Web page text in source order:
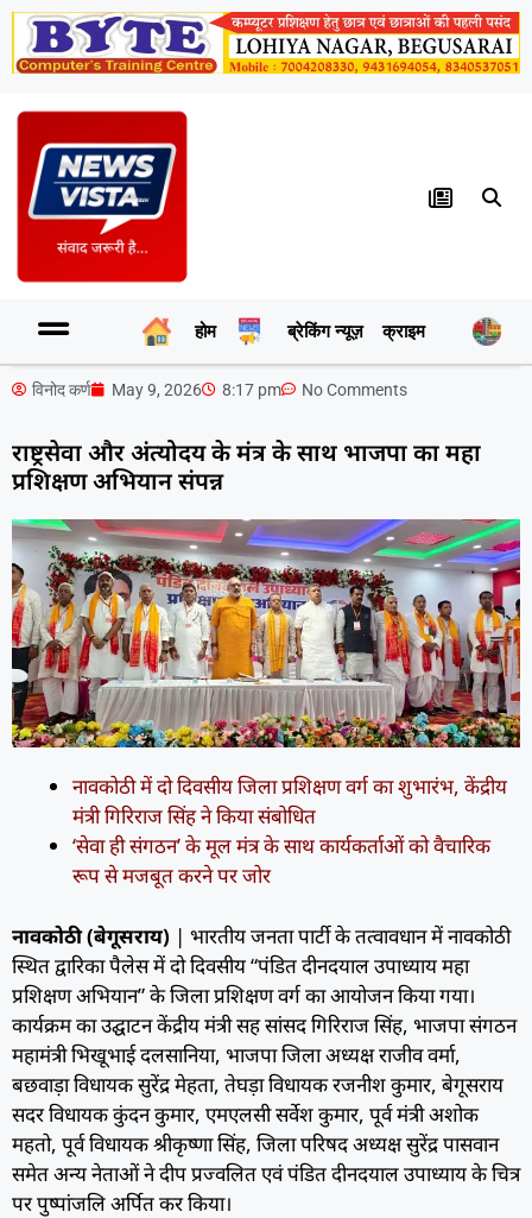
होम ब्रेकिंग न्यूज़ क्राइम
विनोद कर्ण May 9, 2026 8:17 pm No Comments
राष्ट्रसेवा और अंत्योदय के मंत्र के साथ भाजपा का महा
प्रशिक्षण अभियान संपन्न
नावकोठी में दो दिवसीय जिला प्रशिक्षण वर्ग का शुभारंभ, केंद्रीय
मंत्री गिरिराज सिंह ने किया संबोधित
‘सेवा ही संगठन’ के मूल मंत्र के साथ कार्यकर्ताओं को वैचारिक
रूप से मजबूत करने पर जोर
नावकोठी (बेगूसराय) | भारतीय जनता पार्टी के तत्वावधान में नावकोठी
स्थित द्वारिका पैलेस में दो दिवसीय “पंडित दीनदयाल उपाध्याय महा
प्रशिक्षण अभियान” के जिला प्रशिक्षण वर्ग का आयोजन किया गया।
कार्यक्रम का उद्घाटन केंद्रीय मंत्री सह सांसद गिरिराज सिंह, भाजपा संगठन
महामंत्री भिखूभाई दलसानिया, भाजपा जिला अध्यक्ष राजीव वर्मा,
बछवाड़ा विधायक सुरेंद्र मेहता, तेघड़ा विधायक रजनीश कुमार, बेगूसराय
सदर विधायक कुंदन कुमार, एमएलसी सर्वेश कुमार, पूर्व मंत्री अशोक
महतो, पूर्व विधायक श्रीकृष्णा सिंह, जिला परिषद अध्यक्ष सुरेंद्र पासवान
समेत अन्य नेताओं ने दीप प्रज्वलित एवं पंडित दीनदयाल उपाध्याय के चित्र
पर पुष्पांजलि अर्पित कर किया।